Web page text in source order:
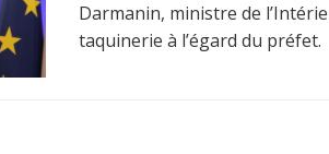
Darmanin, ministre de
taquinerie à l’égard du préfet.